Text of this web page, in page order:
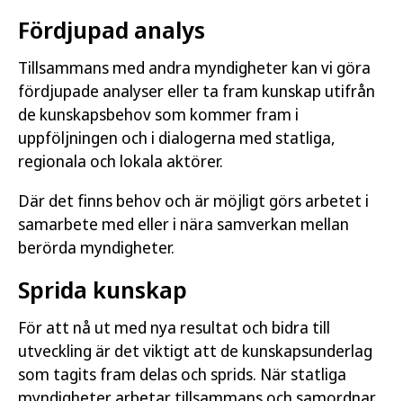
Fördjupad analys
Tillsammans med andra myndigheter kan vi göra
fördjupade analyser eller ta fram kunskap utifrån
de kunskapsbehov som kommer fram i
uppföljningen och i dialogerna med statliga,
regionala och lokala aktörer.
Där det finns behov och är möjligt görs arbetet i
samarbete med eller i nära samverkan mellan
berörda myndigheter.
Sprida kunskap
För att nå ut med nya resultat och bidra till
utveckling är det viktigt att de kunskapsunderlag
som tagits fram delas och sprids. När statliga